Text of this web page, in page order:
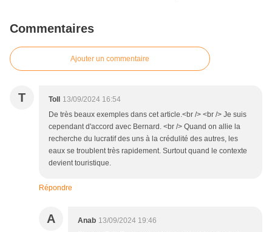
Commentaires
Ajouter un commentaire
T Toll
13/09/2024 16:54
De très beaux exemples dans cet article.<br /> <br /> Je suis
cependant d'accord avec Bernard. <br /> Quand on allie la
recherche du lucratif des uns à la crédulité des autres, les
eaux se troublent très rapidement. Surtout quand le contexte
devient touristique.
Répondre
A Anab 13/09/2024 19:46